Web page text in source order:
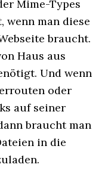
Mime-Types
wenn man diese
braucht.
Haus aus
Und wenn
oder
auf seiner
braucht man
in die